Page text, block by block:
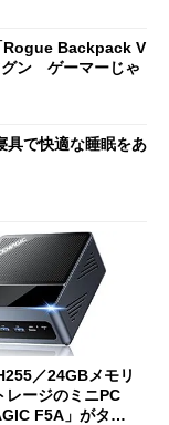
Rogue Backpack V
グン ゲーマーじゃ
具で快適な睡眠をあ
／24GBメモリ
レージのミニPC
F5A」がタイ